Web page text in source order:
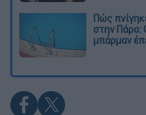
Πώς
στην Πάρο:
μπάρμαν